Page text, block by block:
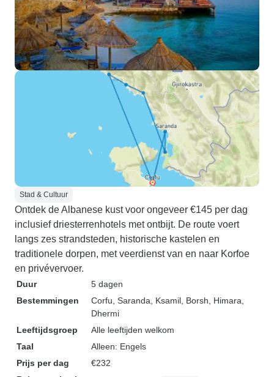
Stad & Cultuur
Ontdek de Albanese kust voor ongeveer €145 per dag
inclusief driesterrenhotels met ontbijt. De route voert
langs zes strandsteden, historische kastelen en
traditionele dorpen, met veerdienst van en naar Korfoe
en privévervoer.
Duur
5 dagen
Bestemmingen
Corfu , Saranda , Ksamil , Borsh , Himara
Dhermi
Leeftijdsgroep
Alle leeftijden welkom
Taal
Alleen: Engels
Prijs per dag
€232